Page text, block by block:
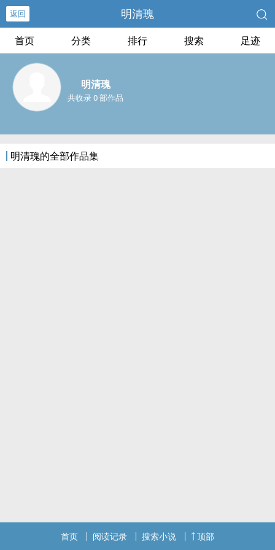
返回 明清瑰
首页 分类 排行 搜索 足迹
明清瑰
共收录 0 部作品
明清瑰的全部作品集
首页 阅读记录 搜索小说 顶部